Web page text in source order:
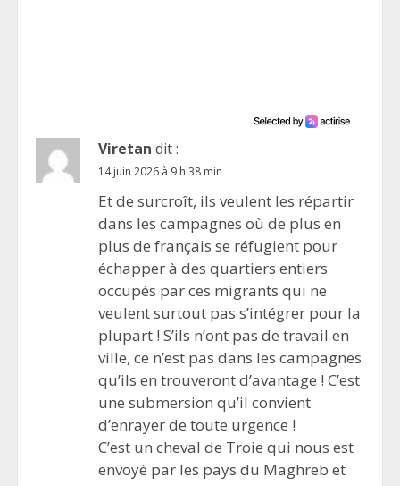
Viretan dit :
14 juin 2026 à 9 h 38 min
Et de surcroît, ils veulent les répartir
dans les campagnes où de plus en
plus de français se réfugient pour
échapper à des quartiers entiers
occupés par ces migrants qui ne
veulent surtout pas s’intégrer pour la
plupart ! S’ils n’ont pas de travail en
ville, ce n’est pas dans les campagnes
qu’ils en trouveront d’avantage ! C’est
une submersion qu’il convient
d’enrayer de toute urgence !
C’est un cheval de Troie qui nous est
envoyé par les pays du Maghreb et